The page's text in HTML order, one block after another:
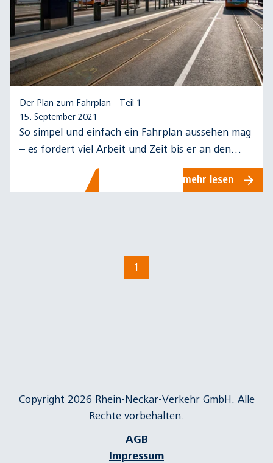
Der Plan zum Fahrplan - Teil 1
15. September 2021
So simpel und einfach ein Fahrplan aussehen mag
– es fordert viel Arbeit und Zeit bis er an den
Haltestellen hängt. Die Entstehung eines
Fahrplans, Teil 1…
mehr lesen
1
Copyright 2026 Rhein-Neckar-Verkehr GmbH. Alle
Rechte vorbehalten.
AGB
Impressum